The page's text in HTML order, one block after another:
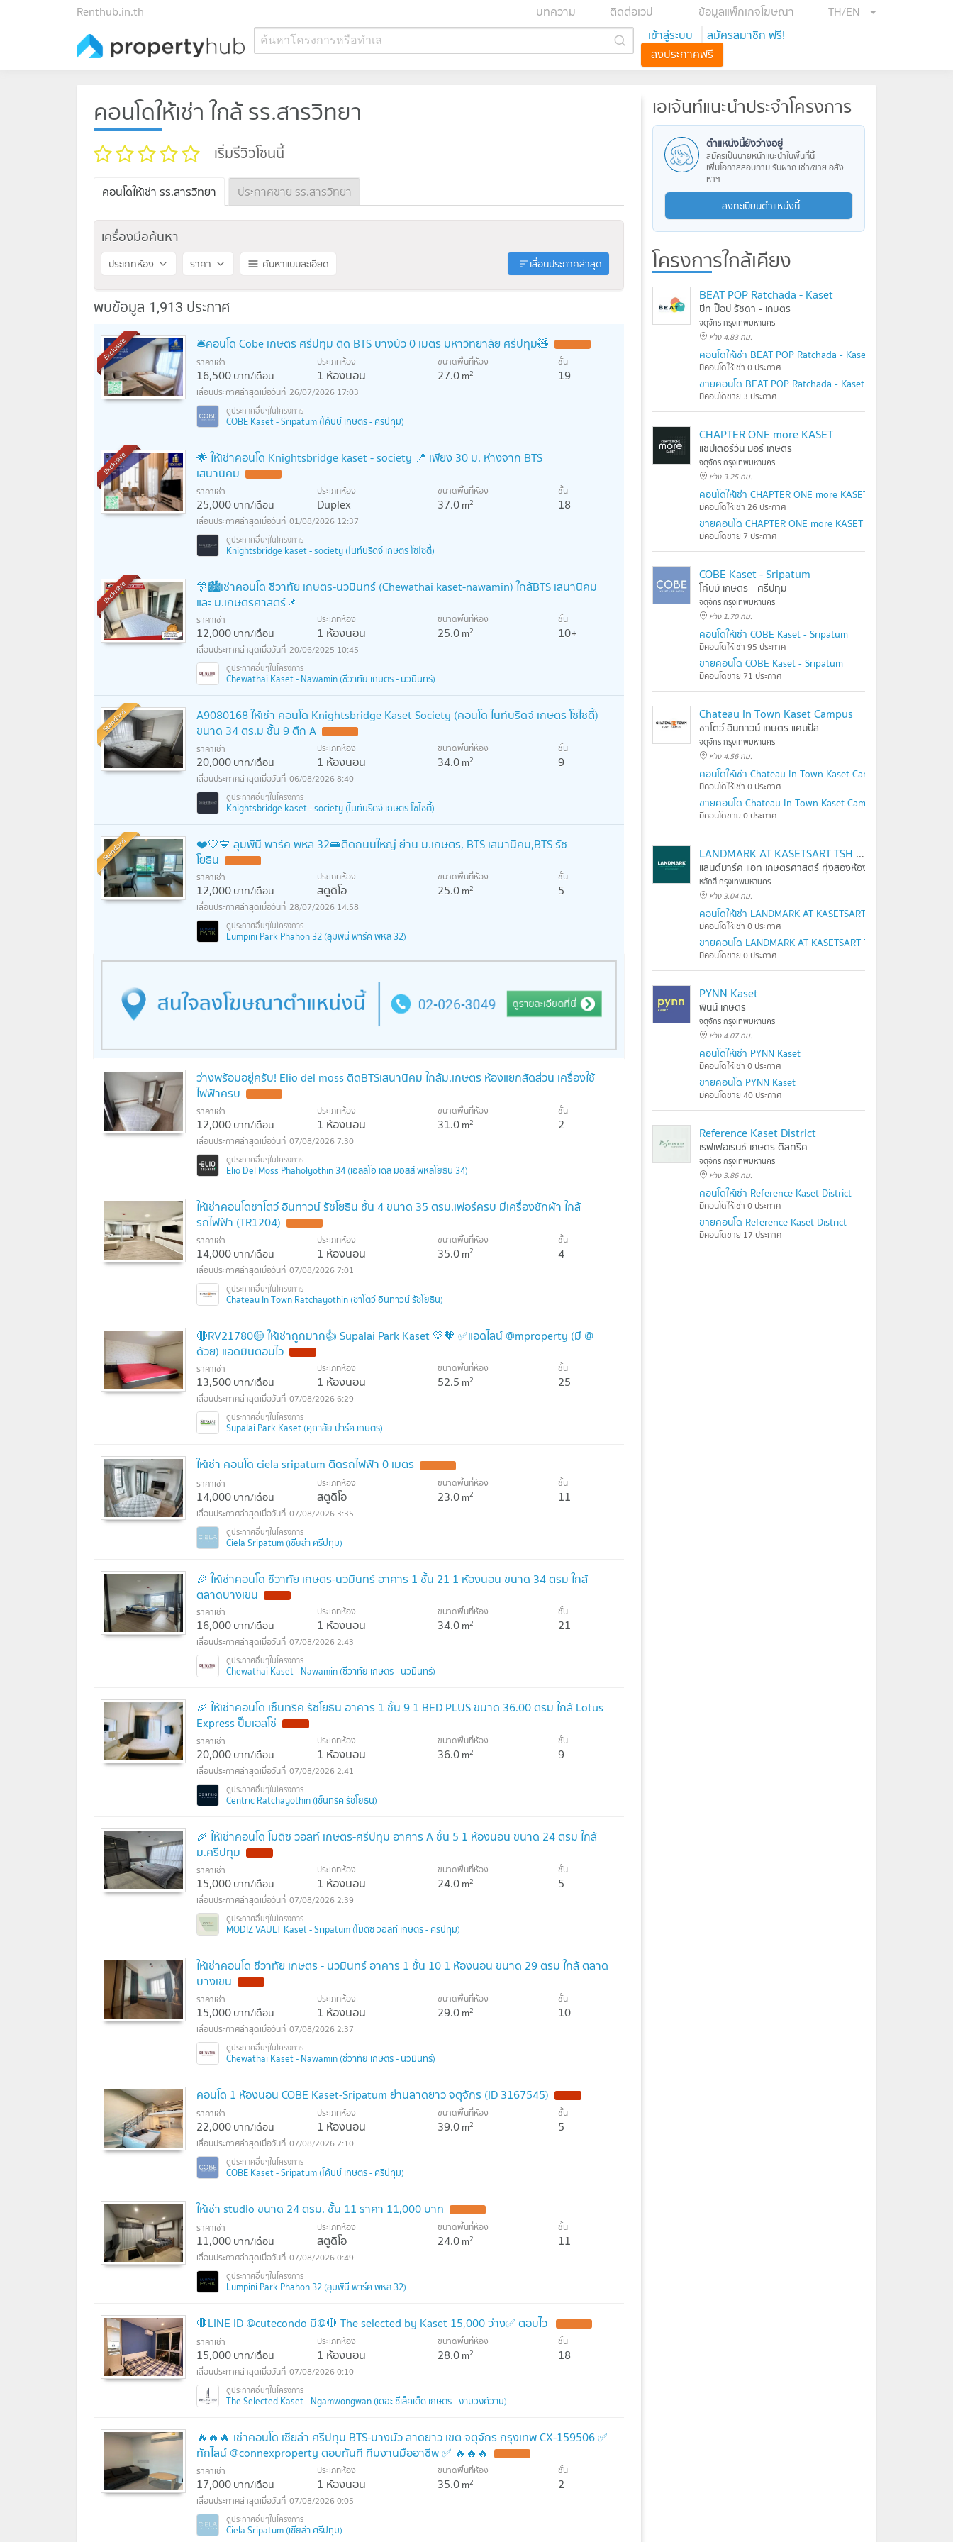
TH/EN
ข้อมูลแพ็กเกจโฆษณา
ติดต่อเวป
บทความ
Renthub.in.th
ค้นหาโครงการหรือทำเล เข้าสู่ระบบ
สมัครสมาชิก ฟรี!
ลงประกาศฟรี
คอนโดให้เช่า ใกล้ รร.สารวิทยา
เริ่มรีวิวโซนนี้
คอนโดให้เช่า รร.สารวิทยา ประกาศขาย รร.สารวิทยา
เครื่องมือค้นหา
ประเภทห้อง ราคา ค้นหาแบบละเอียด เลื่อนประกาศล่าสุด
พบข้อมูล 1,913 ประกาศ
Exclusive 🛎️คอนโด Cobe เกษตร ศรีปทุม ติด BTS บางบัว 0 เมตร มหาวิทยาลัย ศรีปทุม🧸
ราคาเช่า
16,500บาท/เดือน
ประเภทห้อง
1 ห้องนอน
ขนาดพื้นที่ห้อง
27.0m2
ชั้น
19
26/07/2026 17:03
COBE Kaset - Sripatum (โค้บบ์ เกษตร - ศรีปทุม)
Exclusive
🌟 ให้เช่าคอนโด Knightsbridge kaset - society 📍 เพียง 30 ม. ห่างจาก BTS
เสนานิคม
ราคาเช่า
25,000บาท/เดือน
ประเภทห้อง
Duplex
ขนาดพื้นที่ห้อง
37.0m2
ชั้น
18
01/08/2026 12:37
Knightsbridge kaset - society (ไนท์บริดจ์ เกษตร โซไซตี้)
Exclusive
🎊🏙️เช่าคอนโด ชีวาทัย เกษตร-นวมินทร์ (Chewathai kaset-nawamin) ใกล้BTS เสนานิคม
และ ม.เกษตรศาสตร์📌
ราคาเช่า
12,000บาท/เดือน
ประเภทห้อง
1 ห้องนอน
ขนาดพื้นที่ห้อง
25.0m2
ชั้น
10+
20/06/2025 10:45
Chewathai Kaset - Nawamin (ชีวาทัย เกษตร - นวมินทร์)
Standard
A9080168 ให้เช่า คอนโด Knightsbridge Kaset Society (คอนโด ไนท์บริดจ์ เกษตร โซไซตี้)
ขนาด 34 ตร.ม ชั้น 9 ตึก A
ราคาเช่า
20,000บาท/เดือน
ประเภทห้อง
1 ห้องนอน
ขนาดพื้นที่ห้อง
34.0m2
ชั้น
9
06/08/2026 8:40
Knightsbridge kaset - society (ไนท์บริดจ์ เกษตร โซไซตี้)
Standard
❤️🤍💙 ลุมพินี พาร์ค พหล 32​🚝ติดถนนใหญ่ ย่าน ม.เกษตร, BTS เสนานิคม,BTS รัช
โยธิน
ราคาเช่า
12,000บาท/เดือน
ประเภทห้อง
สตูดิโอ
ขนาดพื้นที่ห้อง
25.0m2
ชั้น
5
28/07/2026 14:58
Lumpini Park Phahon 32 (ลุมพินี พาร์ค พหล 32)
ว่างพร้อมอยู่ครับ! Elio del moss ติดBTSเสนานิคม ใกล้ม.เกษตร ห้องแยกสัดส่วน เครื่องใช้
ไฟฟ้าครบ
ราคาเช่า
12,000บาท/เดือน
ประเภทห้อง
1 ห้องนอน
ขนาดพื้นที่ห้อง
31.0m2
ชั้น
2
07/08/2026 7:30
Elio Del Moss Phaholyothin 34 (เอลลิโอ เดล มอสส์ พหลโยธิน 34)
ให้เช่าคอนโดชาโตว์ อินทาวน์ รัชโยธิน ชั้น 4 ขนาด 35 ตรม.เฟอร์ครบ มีเครื่องซักผ้า ใกล้
รถไฟฟ้า (TR1204)
ราคาเช่า
14,000บาท/เดือน
ประเภทห้อง
1 ห้องนอน
ขนาดพื้นที่ห้อง
35.0m2
ชั้น
4
07/08/2026 7:01
Chateau In Town Ratchayothin (ชาโตว์ อินทาวน์ รัชโยธิน)
🔴RV21780🟡 ให้เช่าถูกมาก👍 Supalai Park Kaset 💛🧡 ✅แอดไลน์ @mproperty (มี @
ด้วย) แอดมินตอบไว
ราคาเช่า
13,500บาท/เดือน
ประเภทห้อง
1 ห้องนอน
ขนาดพื้นที่ห้อง
52.5 m2
ชั้น
25
07/08/2026 6:29
Supalai Park Kaset (ศุภาลัย ปาร์ค เกษตร)
ให้เช่า คอนโด ciela sripatum ติดรถไฟฟ้า 0 เมตร
ราคาเช่า
14,000บาท/เดือน
ประเภทห้อง
สตูดิโอ
ขนาดพื้นที่ห้อง
23.0m2
ชั้น
11
07/08/2026 3:35
Ciela Sripatum (เซียล่า ศรีปทุม)
🎉 ให้เช่าคอนโด ชีวาทัย เกษตร-นวมินทร์ อาคาร 1 ชั้น 21 1 ห้องนอน ขนาด 34 ตรม ใกล้
ตลาดบางเขน
ราคาเช่า
16,000บาท/เดือน
ประเภทห้อง
1 ห้องนอน
ขนาดพื้นที่ห้อง
34.0m2
ชั้น
21
07/08/2026 2:43
Chewathai Kaset - Nawamin (ชีวาทัย เกษตร - นวมินทร์)
🎉 ให้เช่าคอนโด เซ็นทริค รัชโยธิน อาคาร 1 ชั้น 9 1 BED PLUS ขนาด 36.00 ตรม ใกล้ Lotus
Express ปั๊มเอสโซ่
ราคาเช่า
20,000บาท/เดือน
ประเภทห้อง
1 ห้องนอน
ขนาดพื้นที่ห้อง
36.0m2
ชั้น
9
07/08/2026 2:41
Centric Ratchayothin (เซ็นทริค รัชโยธิน)
🎉 ให้เช่าคอนโด โมดิซ วอลท์ เกษตร-ศรีปทุม อาคาร A ชั้น 5 1 ห้องนอน ขนาด 24 ตรม ใกล้
ม.ศรีปทุม
ราคาเช่า
15,000บาท/เดือน
ประเภทห้อง
1 ห้องนอน
ขนาดพื้นที่ห้อง
24.0m2
ชั้น
5
07/08/2026 2:39
MODIZ VAULT Kaset - Sripatum (โมดิซ วอลท์ เกษตร - ศรีปทุม)
ให้เช่าคอนโด ชีวาทัย เกษตร - นวมินทร์ อาคาร 1 ชั้น 10 1 ห้องนอน ขนาด 29 ตรม ใกล้ ตลาด
บางเขน
ราคาเช่า
15,000บาท/เดือน
ประเภทห้อง
1 ห้องนอน
ขนาดพื้นที่ห้อง
29.0m2
ชั้น
10
07/08/2026 2:37
Chewathai Kaset - Nawamin (ชีวาทัย เกษตร - นวมินทร์)
คอนโด 1 ห้องนอน COBE Kaset-Sripatum ย่านลาดยาว จตุจักร (ID 3167545)
ราคาเช่า
22,000บาท/เดือน
ประเภทห้อง
1 ห้องนอน
ขนาดพื้นที่ห้อง
39.0m2
ชั้น
5
07/08/2026 2:10
COBE Kaset - Sripatum (โค้บบ์ เกษตร - ศรีปทุม)
ให้เช่า studio ขนาด 24 ตรม. ชั้น 11 ราคา 11,000 บาท
ราคาเช่า
11,000บาท/เดือน
ประเภทห้อง
สตูดิโอ
ขนาดพื้นที่ห้อง
24.0m2
ชั้น
11
07/08/2026 0:49
Lumpini Park Phahon 32 (ลุมพินี พาร์ค พหล 32)
🛑LINE ID @cutecondo มี@🛑 The selected by Kaset 15,000 ว่าง✅ ตอบไว
ราคาเช่า
15,000บาท/เดือน
ประเภทห้อง
1 ห้องนอน
ขนาดพื้นที่ห้อง
28.0m2
ชั้น
18
07/08/2026 0:10
The Selected Kaset - Ngamwongwan (เดอะ ซีเล็คเต็ด เกษตร - งามวงศ์วาน)
🔥🔥🔥 เช่าคอนโด เซียล่า ศรีปทุม BTS-บางบัว ลาดยาว เขต จตุจักร กรุงเทพ CX-159506 ✅
ทักไลน์ @connexproperty ตอบทันที ทีมงานมืออาชีพ ✅ 🔥🔥🔥
ราคาเช่า
17,000บาท/เดือน
ประเภทห้อง
1 ห้องนอน
ขนาดพื้นที่ห้อง
35.0m2
ชั้น
2
07/08/2026 0:05
Ciela Sripatum (เซียล่า ศรีปทุม)
เอเจ้นท์แนะนำประจำโครงการ
ตำแหน่งนี้ยังว่างอยู่
สมัครเป็นนายหน้าแนะนำในพื้นที่นี้
เพิ่มโอกาสสอบถาม รับฝาก เช่า/ขาย อสัง
หาฯ
ลงทะเบียนตำแหน่งนี้
โครงการใกล้เคียง
BEAT POP Ratchada - Kaset
บีท ป็อป รัชดา - เกษตร
จตุจักร กรุงเทพมหานคร
ห่าง 4.83 กม.
คอนโดให้เช่า BEAT POP Ratchada - Kaset
มีคอนโดให้เช่า 0 ประกาศ
ขายคอนโด BEAT POP Ratchada - Kaset
มีคอนโดขาย 3 ประกาศ
CHAPTER ONE more KASET
แชปเตอร์วัน มอร์ เกษตร
จตุจักร กรุงเทพมหานคร
ห่าง 3.25 กม.
คอนโดให้เช่า CHAPTER ONE more KASET
มีคอนโดให้เช่า 26 ประกาศ
ขายคอนโด CHAPTER ONE more KASET
มีคอนโดขาย 7 ประกาศ
COBE Kaset - Sripatum
โค้บบ์ เกษตร - ศรีปทุม
จตุจักร กรุงเทพมหานคร
ห่าง 1.70 กม.
คอนโดให้เช่า COBE Kaset - Sripatum
มีคอนโดให้เช่า 95 ประกาศ
ขายคอนโด COBE Kaset - Sripatum
มีคอนโดขาย 71 ประกาศ
Chateau In Town Kaset Campus
ชาโตว์ อินทาวน์ เกษตร แคมปัส
จตุจักร กรุงเทพมหานคร
ห่าง 4.56 กม.
คอนโดให้เช่า Chateau In Town Kaset Campus
มีคอนโดให้เช่า 0 ประกาศ
ขายคอนโด Chateau In Town Kaset Campus
มีคอนโดขาย 0 ประกาศ
LANDMARK AT KASETSART TSH STATION
แลนด์มาร์ค แอท เกษตรศาสตร์ ทุ่งสองห้อง สเตชั่น
หลักสี่ กรุงเทพมหานคร
ห่าง 3.04 กม.
คอนโดให้เช่า LANDMARK AT KASETSART TSH STATION
มีคอนโดให้เช่า 0 ประกาศ
ขายคอนโด LANDMARK AT KASETSART TSH STATION
มีคอนโดขาย 0 ประกาศ
PYNN Kaset
พินน์ เกษตร
จตุจักร กรุงเทพมหานคร
ห่าง 4.07 กม.
คอนโดให้เช่า PYNN Kaset
มีคอนโดให้เช่า 0 ประกาศ
ขายคอนโด PYNN Kaset
มีคอนโดขาย 40 ประกาศ
Reference Kaset District
เรฟเฟอเรนซ์ เกษตร ดิสทริค
จตุจักร กรุงเทพมหานคร
ห่าง 3.86 กม.
คอนโดให้เช่า Reference Kaset District
มีคอนโดให้เช่า 0 ประกาศ
ขายคอนโด Reference Kaset District
มีคอนโดขาย 17 ประกาศ